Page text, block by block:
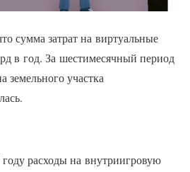
сумма затрат на виртуальные
в год. За шестимесячный период
земельного участка
расходы на внутриигровую